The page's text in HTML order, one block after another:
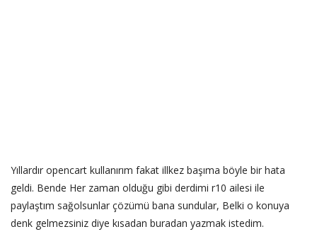
Yıllardır opencart kullanırım fakat illkez başıma böyle bir hata
geldi. Bende Her zaman olduğu gibi derdimi r10 ailesi ile
paylaştım sağolsunlar çözümü bana sundular, Belki o konuya
denk gelmezsiniz diye kısadan buradan yazmak istedim.